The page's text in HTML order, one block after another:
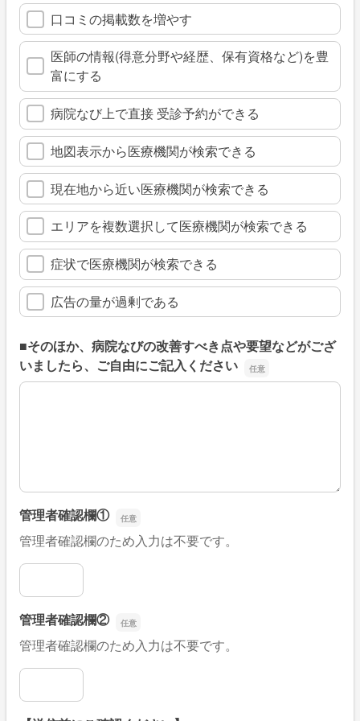
口コミの掲載数を増やす
医師の情報(得意分野や経歴、保有資格など)を豊
富にする
病院なび上で直接 受診予約ができる
地図表示から医療機関が検索できる
現在地から近い医療機関が検索できる
エリアを複数選択して医療機関が検索できる
症状で医療機関が検索できる
広告の量が過剰である
■そのほか、病院なびの改善すべき点や要望などがござ
いましたら、ご自由にご記入ください
■そのほか、病院なびの改善すべき点や要望などがござい
管理者確認欄①
管理者確認欄のため入力は不要です。
管理者確認欄①
管理者確認欄②
管理者確認欄のため入力は不要です。
管理者確認欄②